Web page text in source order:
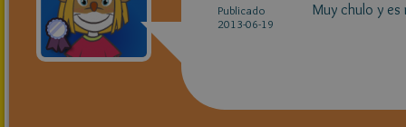
Publicado
2013-06-19
Muy chulo y es